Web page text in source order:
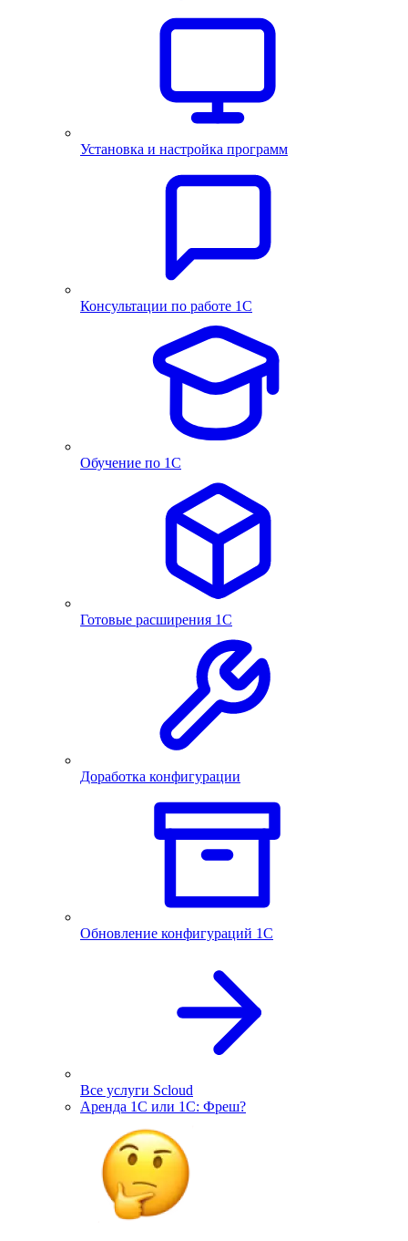
Установка и настройка программ
Консультации по работе 1С
Обучение по 1С
Готовые расширения 1С
Доработка конфигурации
Обновление конфигураций 1С
Все услуги Scloud
Аренда 1С или 1С: Фреш?